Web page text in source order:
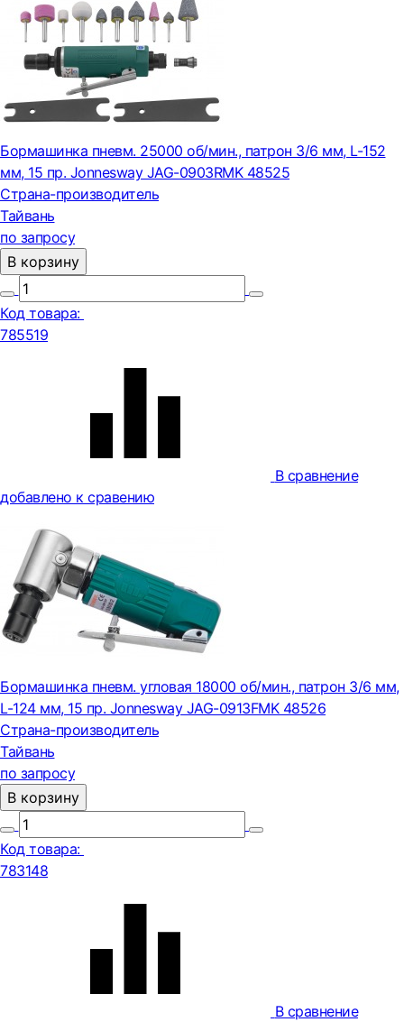
Бормашинка пневм. 25000 об/мин., патрон 3/6 мм, L-152
мм, 15 пр. Jonnesway JAG-0903RMK 48525
Страна-производитель
Тайвань
по запросу
В корзину
Код товара:
785519
В сравнение
добавлено к сравению
Бормашинка пневм. угловая 18000 об/мин., патрон 3/6 мм,
L-124 мм, 15 пр. Jonnesway JAG-0913FMK 48526
Страна-производитель
Тайвань
по запросу
В корзину
Код товара:
783148
В сравнение